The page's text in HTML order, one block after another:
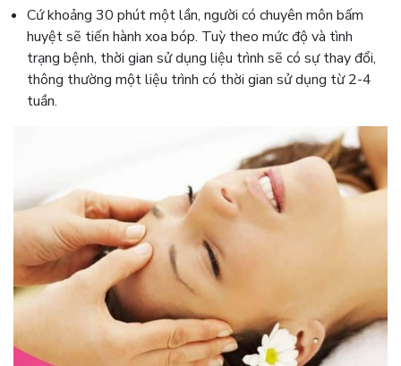
Cứ khoảng 30 phút một lần, người có chuyên môn bấm
huyệt sẽ tiến hành xoa bóp. Tuỳ theo mức độ và tình
trạng bệnh, thời gian sử dụng liệu trình sẽ có sự thay đổi,
thông thường một liệu trình có thời gian sử dụng từ 2-4
tuần.